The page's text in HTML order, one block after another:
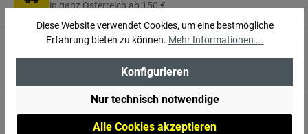
Diese Website verwendet Cookies, um eine bestmögliche
Erfahrung bieten zu können. Mehr Informationen ...
Alle Cookies akzeptieren
Nur technisch notwendige
Konfigurieren
in ganz Österreich ab 150 €
Erlebnisshop in Villach
Persönliche Beratung
+43 4242 32540 · Mo–Fr